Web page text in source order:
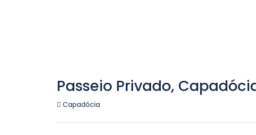
Passeio Privado,
Capadócia